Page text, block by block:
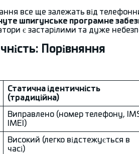
все ще залежать від
шпигунське програмне
є застарілими та дуже
Порівняння
Статична ідентичність
(традиційна)
Виправлено (номер телефону,
IMEI)
Високий (легко відстежується в
часі)